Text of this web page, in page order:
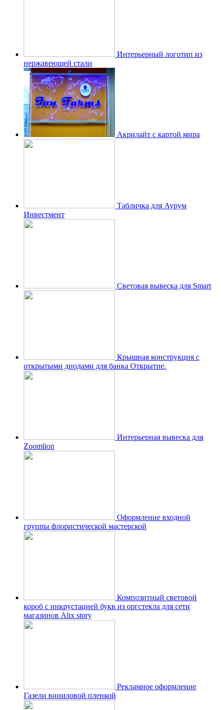
Интерьерный логотип из
нержавеющей стали
Акрилайт с картой мира
Табличка для Аурум
Инвестмент
Световая вывеска для Smart
Крышная конструкция с
открытыми диодами для банка Открытие.
Интерьерная вывеска для
Zoomlion
Оформление входной
группы флористической мастерской
Композитный световой
короб с инкрустацией букв из оргстекла для сети
магазинов Alix story
Рекламное оформление
Газели виниловой пленкой